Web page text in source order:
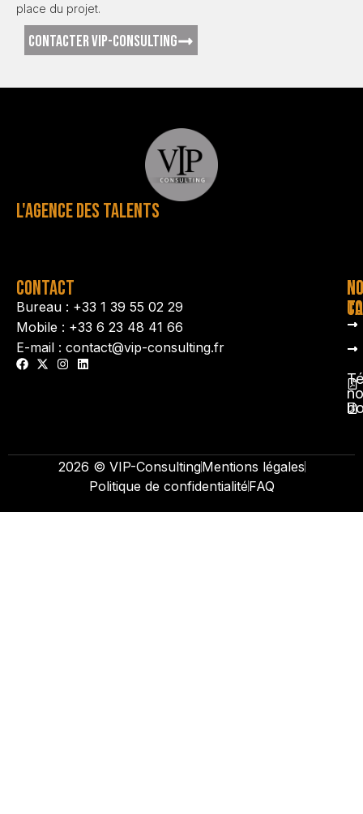
place du projet.
CONTACTER VIP-CONSULTING
L'AGENCE DES TALENTS
CONTACT
Bureau : +33 1 39 55 02 29
Mobile : +33 6 23 48 41 66
E-mail : contact@vip-consulting.fr
2026 © VIP-ConsultingMentions légales
Politique de confidentialitéFAQ